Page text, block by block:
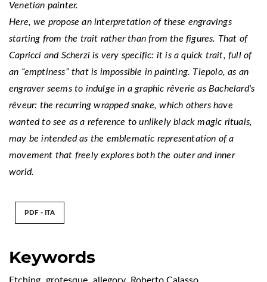
Keywords
Venetian painter.
Here, we propose an interpretation of these engravings
starting from the trait rather than from the figures. That of
Capricci and Scherzi is very specific: it is a quick trait, full of
an “emptiness” that is impossible in painting. Tiepolo, as an
engraver seems to indulge in a graphic rêverie as Bachelard's
rêveur: the recurring wrapped snake, which others have
wanted to see as a reference to unlikely black magic rituals,
may be intend­ed as the emblematic representation of a
movement that freely explores both the outer and inner
world.
PDF - ITA